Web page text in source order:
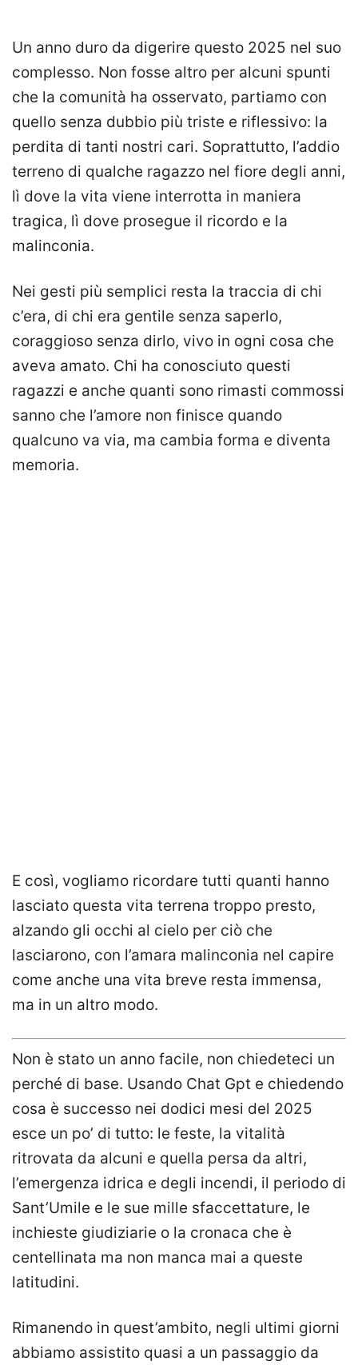
Un anno duro da digerire questo 2025 nel suo
complesso. Non fosse altro per alcuni spunti
che la comunità ha osservato, partiamo con
quello senza dubbio più triste e riflessivo: la
perdita di tanti nostri cari. Soprattutto, l’addio
terreno di qualche ragazzo nel fiore degli anni,
lì dove la vita viene interrotta in maniera
tragica, lì dove prosegue il ricordo e la
malinconia.
Nei gesti più semplici resta la traccia di chi
c’era, di chi era gentile senza saperlo,
coraggioso senza dirlo, vivo in ogni cosa che
aveva amato. Chi ha conosciuto questi
ragazzi e anche quanti sono rimasti commossi
sanno che l’amore non finisce quando
qualcuno va via, ma cambia forma e diventa
memoria.
E così, vogliamo ricordare tutti quanti hanno
lasciato questa vita terrena troppo presto,
alzando gli occhi al cielo per ciò che
lasciarono, con l’amara malinconia nel capire
come anche una vita breve resta immensa,
ma in un altro modo.
Non è stato un anno facile, non chiedeteci un
perché di base. Usando Chat Gpt e chiedendo
cosa è successo nei dodici mesi del 2025
esce un po’ di tutto: le feste, la vitalità
ritrovata da alcuni e quella persa da altri,
l’emergenza idrica e degli incendi, il periodo di
Sant’Umile e le sue mille sfaccettature, le
inchieste giudiziarie o la cronaca che è
centellinata ma non manca mai a queste
latitudini.
Rimanendo in quest’ambito, negli ultimi giorni
abbiamo assistito quasi a un passaggio da